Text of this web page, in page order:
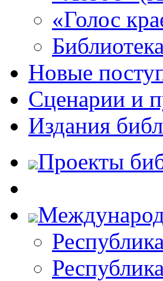
«Голос
Новые
Сценарии и
Издания
Проекты